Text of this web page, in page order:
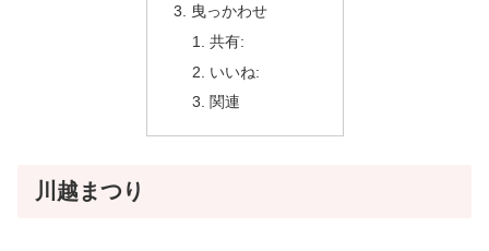
曳っかわせ
共有:
いいね:
関連
川越まつり